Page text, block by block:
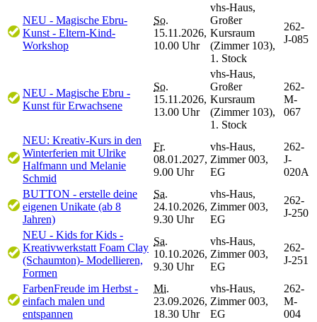
NEU - Magische Ebru-
Kunst - Eltern-Kind-
Workshop
So.
15.11.2026,
10.00 Uhr
vhs-Haus,
Großer
Kursraum
(Zimmer 103),
1. Stock
262-
J-085
NEU - Magische Ebru -
Kunst für Erwachsene
So.
15.11.2026,
13.00 Uhr
vhs-Haus,
Großer
Kursraum
(Zimmer 103),
1. Stock
262-
M-
067
NEU: Kreativ-Kurs in den
Winterferien mit Ulrike
Halfmann und Melanie
Schmid
Fr.
08.01.2027,
9.00 Uhr
vhs-Haus,
Zimmer 003,
EG
262-
J-
020A
BUTTON - erstelle deine
eigenen Unikate (ab 8
Jahren)
Sa.
24.10.2026,
9.30 Uhr
vhs-Haus,
Zimmer 003,
EG
262-
J-250
NEU - Kids for Kids -
Kreativwerkstatt Foam Clay
(Schaumton)- Modellieren,
Formen
Sa.
10.10.2026,
9.30 Uhr
vhs-Haus,
Zimmer 003,
EG
262-
J-251
FarbenFreude im Herbst -
einfach malen und
entspannen
Mi.
23.09.2026,
18.30 Uhr
vhs-Haus,
Zimmer 003,
EG
262-
M-
004